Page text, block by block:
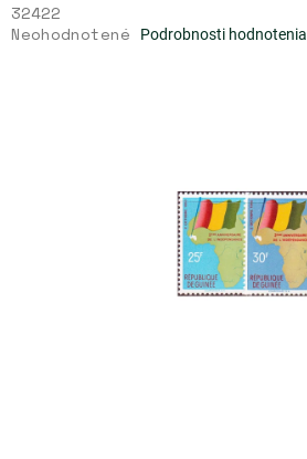
32422
Priemerné
Neohodnotené Podrobnosti hodnotenia